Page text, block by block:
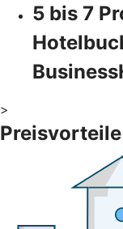
5 bis 7
>